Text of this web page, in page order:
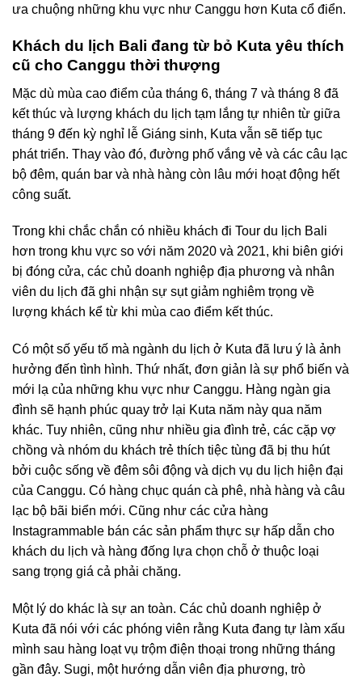
ưa chuộng những khu vực như Canggu hơn Kuta cổ điển.
Khách du lịch Bali đang từ bỏ Kuta yêu thích
cũ cho Canggu thời thượng
Mặc dù mùa cao điểm của tháng 6, tháng 7 và tháng 8 đã
kết thúc và lượng khách du lịch tạm lắng tự nhiên từ giữa
tháng 9 đến kỳ nghỉ lễ Giáng sinh, Kuta vẫn sẽ tiếp tục
phát triển. Thay vào đó, đường phố vắng vẻ và các câu lạc
bộ đêm, quán bar và nhà hàng còn lâu mới hoạt động hết
công suất.
Trong khi chắc chắn có nhiều khách đi Tour du lịch Bali
hơn trong khu vực so với năm 2020 và 2021, khi biên giới
bị đóng cửa, các chủ doanh nghiệp địa phương và nhân
viên du lịch đã ghi nhận sự sụt giảm nghiêm trọng về
lượng khách kể từ khi mùa cao điểm kết thúc.
Có một số yếu tố mà ngành du lịch ở Kuta đã lưu ý là ảnh
hưởng đến tình hình. Thứ nhất, đơn giản là sự phổ biến và
mới lạ của những khu vực như Canggu. Hàng ngàn gia
đình sẽ hạnh phúc quay trở lại Kuta năm này qua năm
khác. Tuy nhiên, cũng như nhiều gia đình trẻ, các cặp vợ
chồng và nhóm du khách trẻ thích tiệc tùng đã bị thu hút
bởi cuộc sống về đêm sôi động và dịch vụ du lịch hiện đại
của Canggu. Có hàng chục quán cà phê, nhà hàng và câu
lạc bộ bãi biển mới. Cũng như các cửa hàng
Instagrammable bán các sản phẩm thực sự hấp dẫn cho
khách du lịch và hàng đống lựa chọn chỗ ở thuộc loại
sang trọng giá cả phải chăng.
Một lý do khác là sự an toàn. Các chủ doanh nghiệp ở
Kuta đã nói với các phóng viên rằng Kuta đang tự làm xấu
mình sau hàng loạt vụ trộm điện thoại trong những tháng
gần đây. Sugi, một hướng dẫn viên địa phương, trò